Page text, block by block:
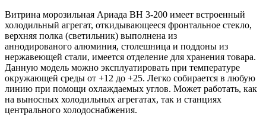
Витрина морозильная Ариада ВН 3-200 имеет встроенный
холодильный агрегат, откидывающееся фронтальное стекло,
верхняя полка (светильник) выполнена из
аннодированого алюминия, столешница и поддоны из
нержавеющей стали, имеется отделение для хранения товара.
Данную модель можно эксплуатировать при температуре
окружающей среды от +12 до +25. Легко собирается в любую
линию при помощи охлаждаемых углов. Может работать, как
на выносных холодильных агрегатах, так и станциях
центрального холодоснабжения.